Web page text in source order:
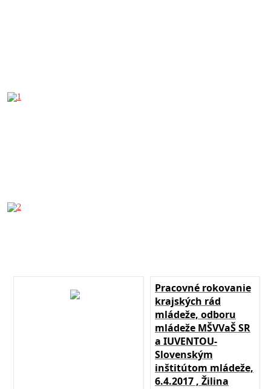
Pracovné rokovanie
krajských rád
mládeže, odboru
mládeže MŠVVaŠ SR
a IUVENTOU-
Slovenským
inštitútom mládeže,
6.4.2017 , Žilina